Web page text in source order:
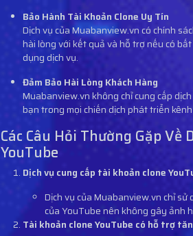
Bảo Hành Tài Khoản Clone Uy Tín
Dịch vụ của Muabanview.vn có chính
hài lòng với kết quả và hỗ trợ nếu có
dụng dịch vụ.
Đảm Bảo Hài Lòng Khách Hàng
Muabanview.vn không chỉ cung cấp
bạn trong mọi chiến dịch phát triển
Các Câu Hỏi Thường Gặp Về
YouTube
Dịch vụ cung cấp tài khoản clone
Dịch vụ của Muabanview.vn chỉ
của YouTube nên không gây ảnh
Tài khoản clone YouTube có hỗ trợ